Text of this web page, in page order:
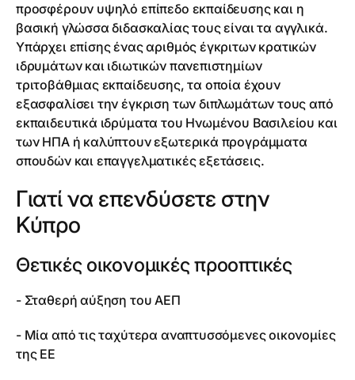
προσφέρουν υψηλό επίπεδο εκπαίδευσης και η
βασική γλώσσα διδασκαλίας τους είναι τα αγγλικά.
Υπάρχει επίσης ένας αριθμός έγκριτων κρατικών
ιδρυμάτων και ιδιωτικών πανεπιστημίων
τριτοβάθμιας εκπαίδευσης, τα οποία έχουν
εξασφαλίσει την έγκριση των διπλωμάτων τους από
εκπαιδευτικά ιδρύματα του Ηνωμένου Βασιλείου και
των ΗΠΑ ή καλύπτουν εξωτερικά προγράμματα
σπουδών και επαγγελματικές εξετάσεις.
Γιατί να επενδύσετε στην
Κύπρο
Θετικές οικονομικές προοπτικές
- Σταθερή αύξηση του ΑΕΠ
- Μία από τις ταχύτερα αναπτυσσόμενες οικονομίες
της ΕΕ